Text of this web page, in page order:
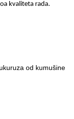
kvaliteta rada.
od kumušine